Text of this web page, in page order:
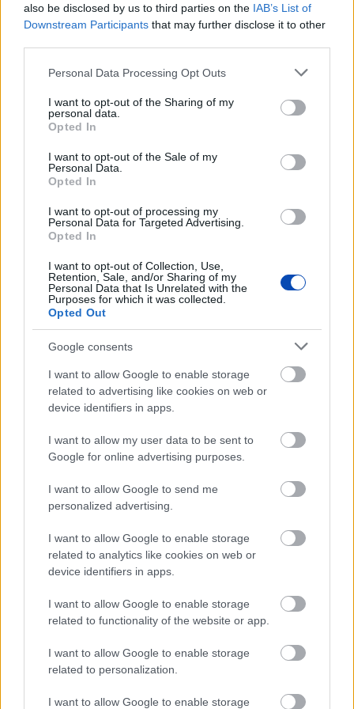
also be disclosed by us to third parties on the IAB’s List of
Downstream Participants that may further disclose it to other
Please note that this website/app uses one or more Google
not limited to your visit or usage behaviour. You may click to
grant or deny consent to Google and its third-party tags to
use your data for below specified purposes in below Google
consent section.
Personal Data Processing Opt Outs
I want to opt-out of the Sharing of my
personal data.
Opted In
I want to opt-out of the Sale of my
Personal Data.
Opted In
I want to opt-out of processing my
Personal Data for Targeted Advertising.
Opted In
I want to opt-out of Collection, Use,
Retention, Sale, and/or Sharing of my
Personal Data that Is Unrelated with the
Purposes for which it was collected.
Opted Out
Google consents
I want to allow Google to enable storage
related to advertising like cookies on web or
device identifiers in apps.
I want to allow my user data to be sent to
Google for online advertising purposes.
I want to allow Google to send me
personalized advertising.
I want to allow Google to enable storage
related to analytics like cookies on web or
device identifiers in apps.
I want to allow Google to enable storage
related to functionality of the website or app.
I want to allow Google to enable storage
related to personalization.
I want to allow Google to enable storage
2022. december 4.17:00
A soproni pedagógusok nem adják fel
Sopron | Összehangolt polgári engedetlenségi akciót
Összefogás csoport tagjai, akik így fejezik ki
szolidaritásukat az elbocsátott pedagógusokkal.
2022. március 17.16:48
A pedagógusok 12 pontja, Sopronban folytatódik
a sztrájk
Sopron | Húsz pedagógus három napon át sztrájkol a
iskoláiban is vannak munkabeszüntetések, egyházi
fenntartású intézményekben pedig támogató kollégák.
2022. március 9.
Újabb tanárok csatlakoztak az engedetlenségi